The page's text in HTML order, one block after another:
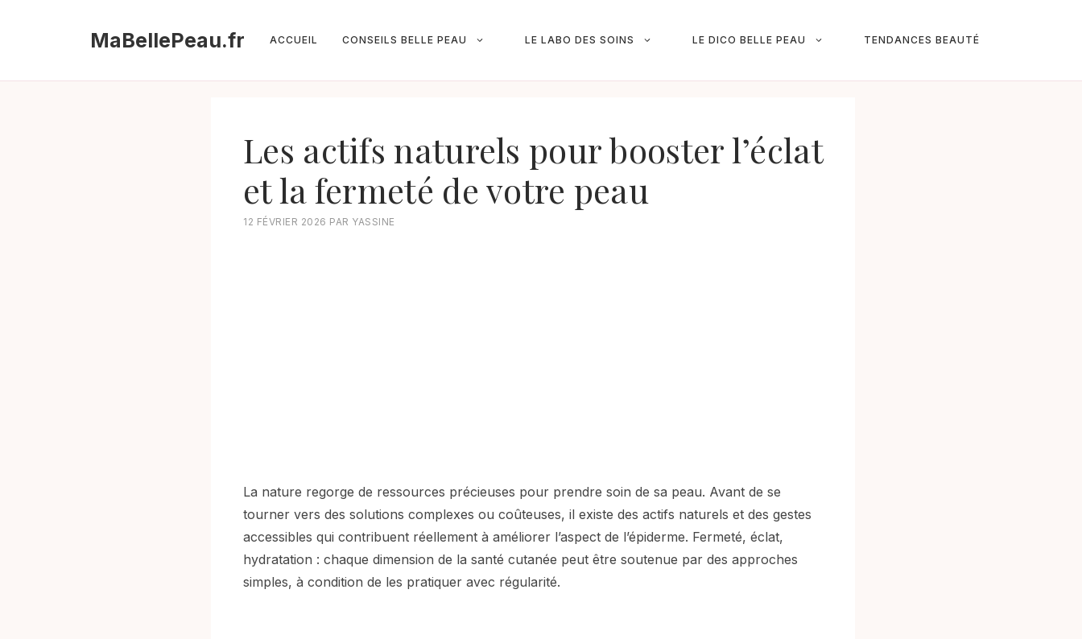
MaBellePeau.fr ACCUEIL CONSEILS BELLE PEAU LE LABO DES SOINS LE DICO BELLE PEAU TENDANCES BEAUTÉ
Les actifs naturels pour booster l’éclat
et la fermeté de votre peau
12 FÉVRIER 2026 PAR YASSINE
La nature regorge de ressources précieuses pour prendre soin de sa peau. Avant de se
tourner vers des solutions complexes ou coûteuses, il existe des actifs naturels et des gestes
accessibles qui contribuent réellement à améliorer l’aspect de l’épiderme. Fermeté, éclat,
hydratation : chaque dimension de la santé cutanée peut être soutenue par des approches
simples, à condition de les pratiquer avec régularité.